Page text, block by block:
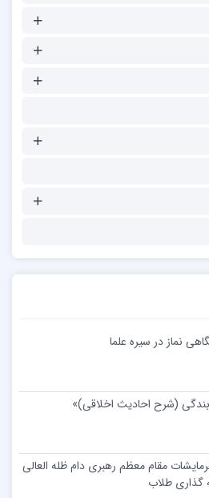
نماز در سیره علما
(شرح احادیث اخلاقی)»
مقام معظم رهبری دام ظله العالی
گذاری طلاب